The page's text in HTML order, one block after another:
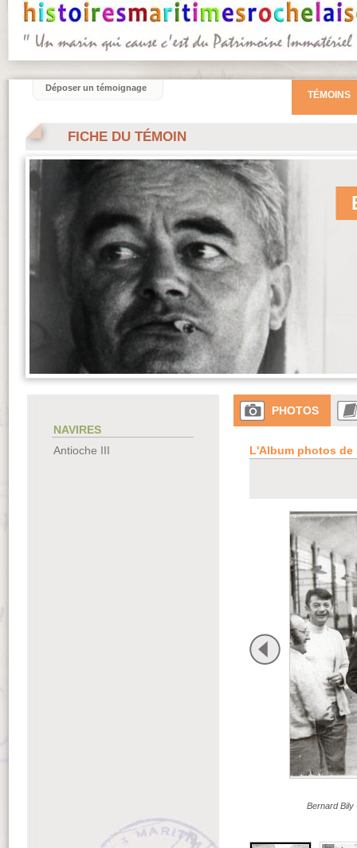
FICHE DU TÉMOIN
NAVIRES
Antioche III
PHOTOS
L'Album photos de
Bernard Bily
TÉMOINS
Déposer un témoignage